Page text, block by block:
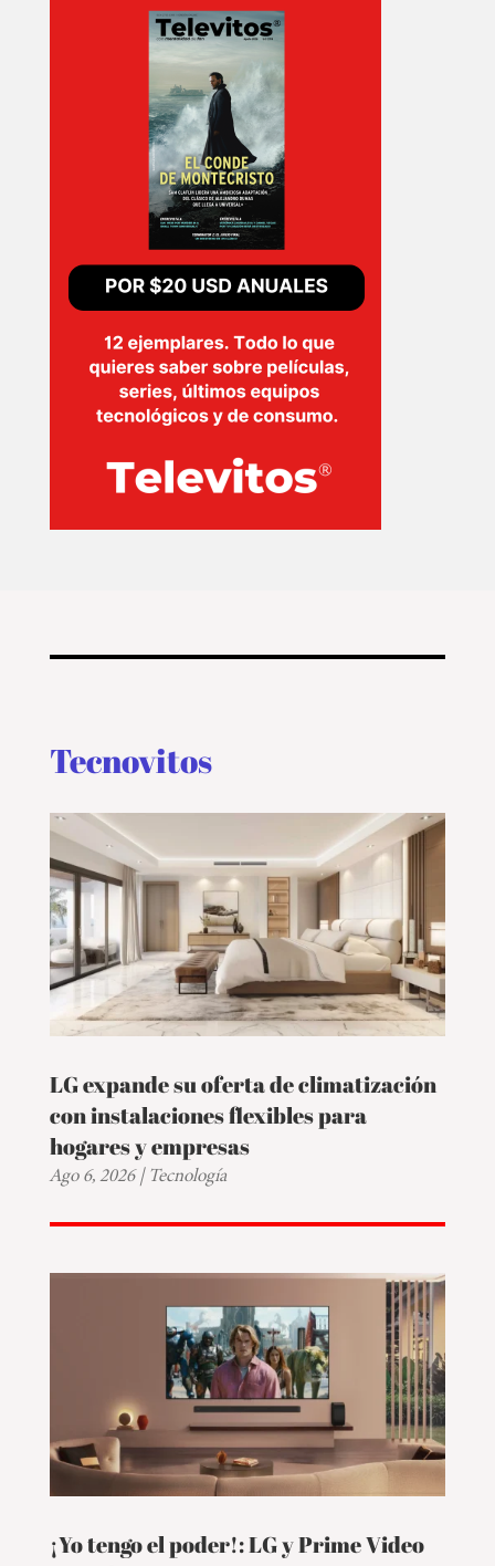
Tecnovitos
LG expande su oferta de climatización
con instalaciones flexibles para
hogares y empresas
Ago 6, 2026|Tecnología
¡Yo tengo el poder!: LG y Prime Video